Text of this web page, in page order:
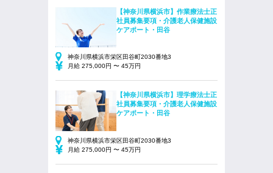
【神奈川県横浜市】作業療法士正
社員募集要項・介護老人保健施設
ケアポート・田谷
神奈川県横浜市栄区田谷町2030番地3
月給 275,000円 〜 45万円
【神奈川県横浜市】理学療法士正
社員募集要項・介護老人保健施設
ケアポート・田谷
神奈川県横浜市栄区田谷町2030番地3
月給 275,000円 〜 45万円